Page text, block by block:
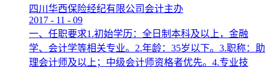
四川华西保险经纪有限公司会计主办
2017 - 11 - 09
一、任职要求1.初始学历：全日制本科及以上，金融
学、会计学等相关专业。2.年龄：35岁以下。3.职称：助
理会计师及以上；中级会计师资格者优先。4.专业技